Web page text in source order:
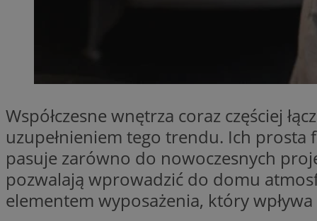
Współczesne wnętrza coraz częściej
uzupełnieniem tego trendu. Ich
pasuje zarówno do nowoczesnych
pozwalają wprowadzić do domu
elementem wyposażenia, który
__cf_bm
CookieScriptConsent